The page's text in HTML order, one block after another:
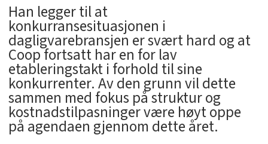
Han legger til at
konkurransesituasjonen i
dagligvarebransjen er svært hard og at
Coop fortsatt har en for lav
etableringstakt i forhold til sine
konkurrenter. Av den grunn vil dette
sammen med fokus på struktur og
kostnadstilpasninger være høyt oppe
på agendaen gjennom dette året.